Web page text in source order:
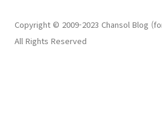
Copyright © 2009-2023 Chansol Blog
All Rights Reserved